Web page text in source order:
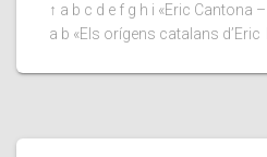
↑ a b c d e f g h i «Eric Cantona
a b «Els orígens catalans d’Eric